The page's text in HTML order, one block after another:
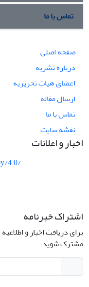
تماس با ما
صفحه اصلی
درباره نشریه
اعضای هیات تحریریه
ارسال مقاله
تماس با ما
نقشه سایت
اخبار و اعلانات
4.0/
اشتراک خبرنامه
برای دریافت اخبار و
مشترک شوید.